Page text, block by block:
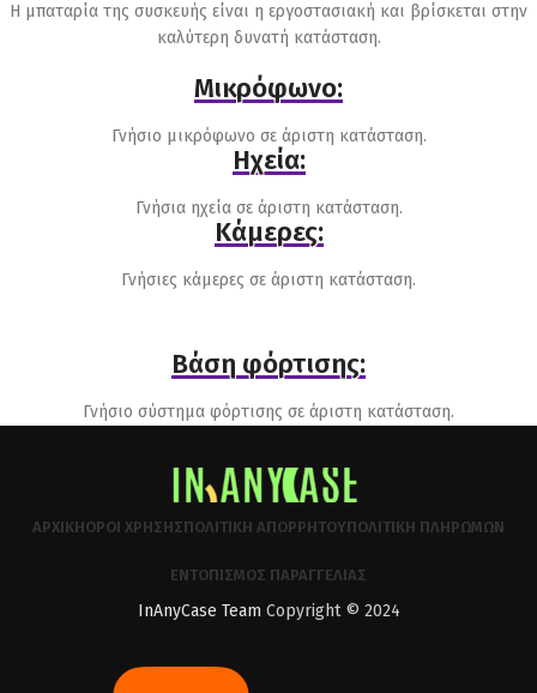
Η μπαταρία της συσκευής είναι η εργοστασιακή και βρίσκεται στην
καλύτερη δυνατή κατάσταση.
Μικρόφωνο:
Γνήσιο μικρόφωνο σε άριστη κατάσταση.
Ηχεία:
Γνήσια ηχεία σε άριστη κατάσταση.
Κάμερες:
Γνήσιες κάμερες σε άριστη κατάσταση.
Βάση φόρτισης:
Γνήσιο σύστημα φόρτισης σε άριστη κατάσταση.
ΑΡΧΙΚΉΌΡΟΙ ΧΡΉΣΗΣΠΟΛΙΤΙΚΉ ΑΠΟΡΡΉΤΟΥΠΟΛΙΤΙΚΉ ΠΛΗΡΩΜΏΝ
ΕΝΤΟΠΙΣΜΌΣ ΠΑΡΑΓΓΕΛΊΑΣ
InAnyCase Team Copyright © 2024